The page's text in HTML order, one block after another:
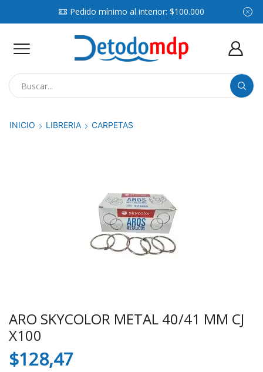
Pedido mínimo al interior: $100.000
INICIO LIBRERIA CARPETAS
ARO SKYCOLOR METAL 40/41 MM CJ
X100
$128,47